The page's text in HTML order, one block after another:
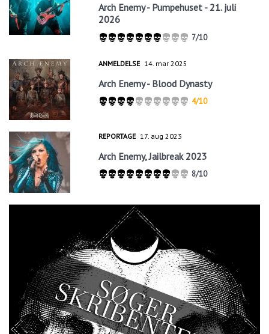
Arch Enemy - Pumpehuset - 21. juli
2026
7/10
ANMELDELSE 14. mar 2025
Arch Enemy - Blood Dynasty
4/10
REPORTAGE 17. aug 2023
Arch Enemy, Jailbreak 2023
8/10